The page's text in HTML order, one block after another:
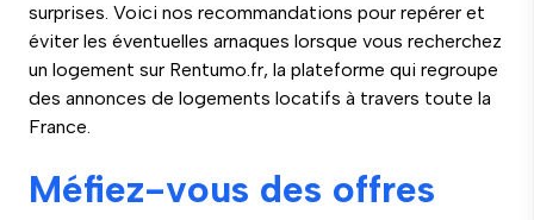
surprises. Voici nos recommandations pour repérer et
éviter les éventuelles arnaques lorsque vous recherchez
un logement sur Rentumo.fr, la plateforme qui regroupe
des annonces de logements locatifs à travers toute la
France.
Méfiez-vous des offres